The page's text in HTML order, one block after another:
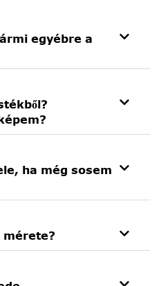
egyébre a
ha még sosem
mérete?